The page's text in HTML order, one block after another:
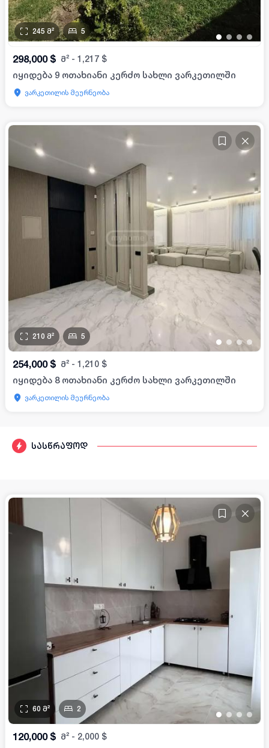
სასწრაფოდ
••••
245 მ² 5
298,000 $ მ² - 1,217 $
იყიდება 9 ოთახიანი კერძო სახლი ვარკეთილში
ვარკეთილის მეურნეობა
• • ••
210 მ² 5
254,000 $ მ² - 1,210 $
იყიდება 8 ოთახიანი კერძო სახლი ვარკეთილში
ვარკეთილის მეურნეობა
•• • •
60 მ² 2
120,000 $ მ² - 2,000 $